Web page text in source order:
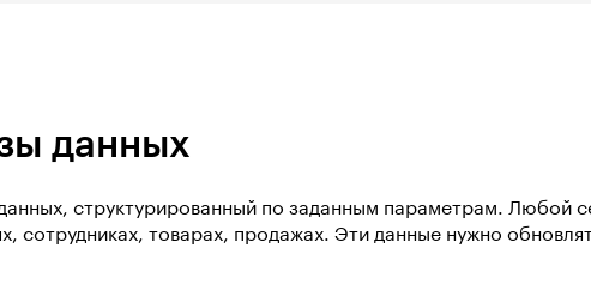
данных
структурированный по заданным параметрам. Любой
сотрудниках, товарах, продажах. Эти данные нужно